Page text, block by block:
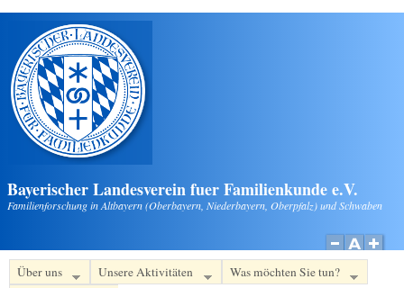
Direkt zum Inhalt
Bayerischer Landesverein fuer Familienkunde e.V.
Familienforschung in Altbayern (Oberbayern, Niederbayern, Oberpfalz) und Schwaben
Über uns Unsere Aktivitäten
Was möchten Sie tun?